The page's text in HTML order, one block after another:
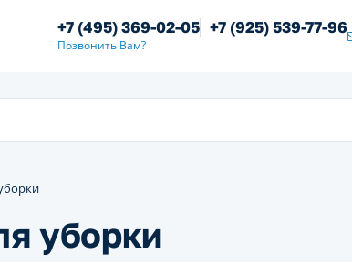
+7 (495) 369-02-05 +7 (925) 539-77-96
Позвонить Вам?
уборки